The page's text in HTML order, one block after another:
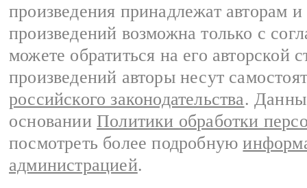
произведения принадлежат авторам
произведений возможна только с
можете обратиться на его авторской
произведений авторы несут
российского законодательства.
основании Политики обработки
посмотреть более подробную
администрацией.